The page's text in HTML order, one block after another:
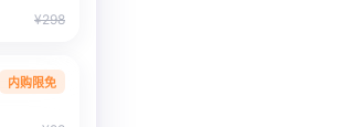
¥298
内购限免